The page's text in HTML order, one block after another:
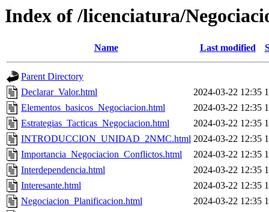
Index of /licenciatura/
Name Last modified
Parent Directory
Declarar_Valor.html
2024-03-22 12:35
Elementos_basicos_Negociacion.html
2024-03-22 12:35
Estrategias_Tacticas_Negociacion.html
2024-03-22 12:35
INTRODUCCION_UNIDAD_2NMC.html 2024-03-22 12:35
Importancia_Negociacion_Conflictos.html
2024-03-22 12:35
Interdependencia.html
2024-03-22 12:35
Interesante.html
2024-03-22 12:35
Negociacion_Planificacion.html
2024-03-22 12:35